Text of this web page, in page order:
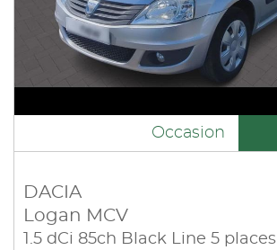
Occasion
DACIA
Logan MCV
1.5 dCi 85ch Black Line 5 places